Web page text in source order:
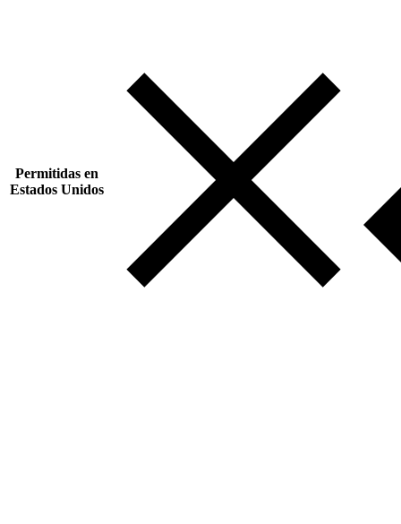
Permitidas en
Estados Unidos